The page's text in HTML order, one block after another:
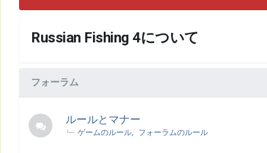
Russian Fishing 4について
フォーラム
ルールとマナー
ゲームのルール フォーラムのルール